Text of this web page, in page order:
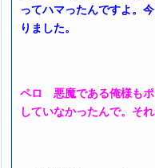
ってハマったんですよ。
りました。
ペロ 悪魔である俺様もポ
していなかったんで。そ